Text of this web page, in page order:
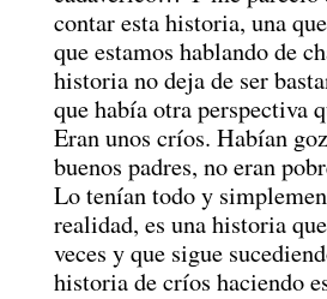
contar esta historia, una
que estamos hablando de
historia no deja de ser
que había otra perspectiva
Eran unos críos. Habían
buenos padres, no eran
Lo tenían todo y
realidad, es una historia
veces y que sigue
historia de críos haciendo